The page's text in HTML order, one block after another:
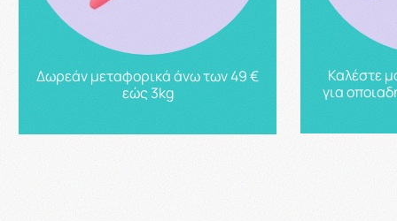
Δωρεάν μεταφορικά άνω των 49 €
εώς 3kg
Καλέστε
για